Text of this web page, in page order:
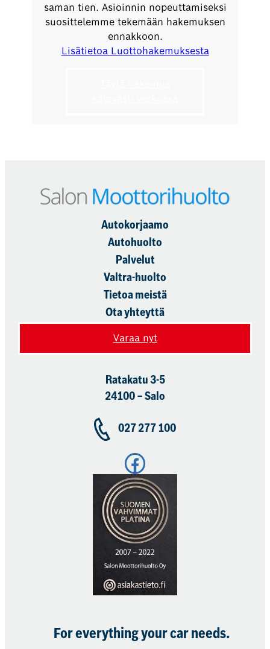
saman tien. Asioinnin nopeuttamiseksi
suosittelemme tekemään hakemuksen
ennakkoon.
Lisätietoa Luottohakemuksesta
Autokorjaamo
Autohuolto
Palvelut
Valtra-huolto
Tietoa meistä
Ota yhteyttä
Varaa nyt
Ratakatu 3-5
24100 – Salo
027 277 100
Facebook
For everything your car needs.